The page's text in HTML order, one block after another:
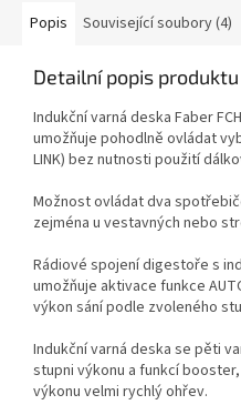
Popis Související soubory (4)
Detailní popis produktu
Indukční varná deska Faber
umožňuje pohodlně ovládat
LINK) bez nutnosti použití
Možnost ovládat dva
zejména u vestavných nebo
Rádiové spojení digestoře s
umožňuje aktivace funkce
výkon sání podle zvoleného
Indukční varná deska se pěti
stupni výkonu a funkcí
výkonu velmi rychlý ohřev.